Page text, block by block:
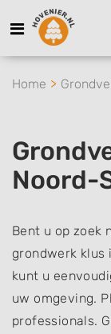
Home
Noord-
Bent u op zoek
grondwerk klus
kunt u
uw omgeving.
professionals.